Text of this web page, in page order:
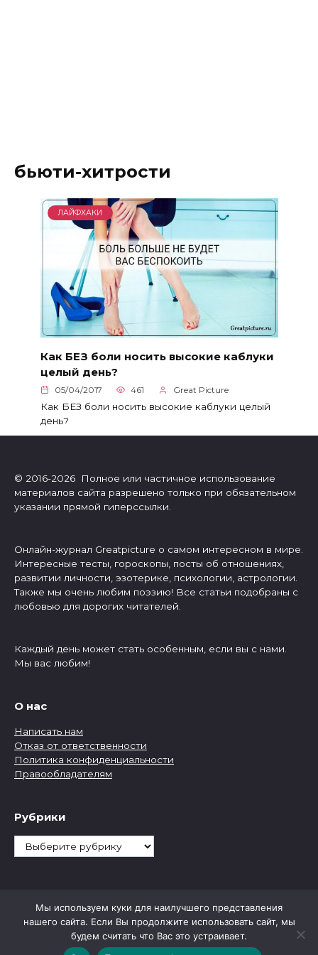
бьюти-хитрости
ЛАЙФХАКИ
Как БЕЗ боли носить высокие каблуки
целый день?
05/04/2017 461 Great Picture
Как БЕЗ боли носить высокие каблуки целый
день?
© 2016-2026 Полное или частичное использование
материалов сайта разрешено только при обязательном
указании прямой гиперссылки.
Онлайн-журнал Greatpicture о самом интересном в мире.
Интересные тесты, гороскопы, посты об отношениях,
развитии личности, эзотерике, психологии, астрологии.
Также мы очень любим поэзию! Все статьи подобраны с
любовью для дорогих читателей.
Каждый день может стать особенным, если вы с нами.
Мы вас любим!
О нас
Написать нам
Отказ от ответственности
Политика конфиденциальности
Правообладателям
Рубрики
Рубрики
Мы используем куки для наилучшего представления
нашего сайта. Если Вы продолжите использовать сайт, мы
будем считать что Вас это устраивает.